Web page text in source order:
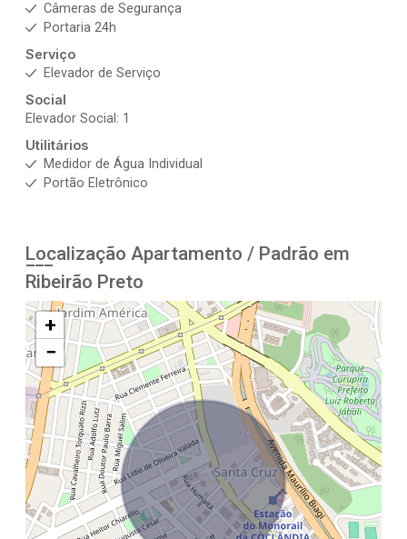
Câmeras de Segurança
Portaria 24h
Serviço
Elevador de Serviço
Social
Elevador Social: 1
Utilitários
Medidor de Água Individual
Portão Eletrônico
Localização Apartamento / Padrão em
Ribeirão Preto
+
−